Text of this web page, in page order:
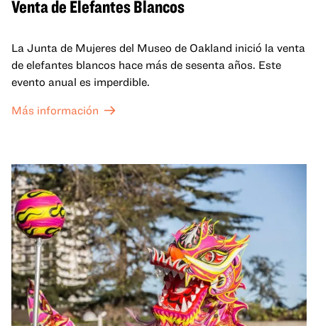
Venta de Elefantes Blancos
La Junta de Mujeres del Museo de Oakland inició la venta
de elefantes blancos hace más de sesenta años. Este
evento anual es imperdible.
Más información